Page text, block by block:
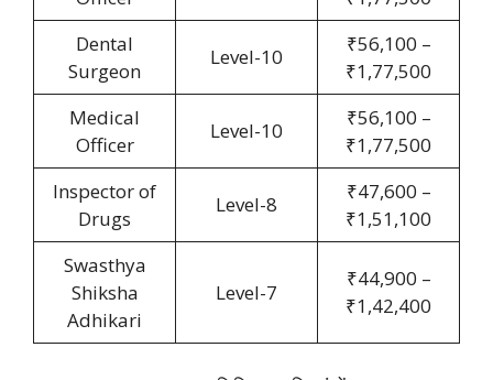
Dental
Surgeon
Level-10
₹56,100 –
₹1,77,500
Medical
Officer
Level-10
₹56,100 –
₹1,77,500
Inspector of
Drugs
Level-8
₹47,600 –
₹1,51,100
Swasthya
Shiksha
Adhikari
Level-7
₹44,900 –
₹1,42,400